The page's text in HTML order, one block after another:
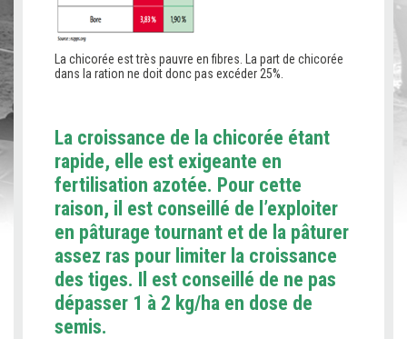
La chicorée est très pauvre en fibres. La part de chicorée
dans la ration ne doit donc pas excéder 25%.
La croissance de la chicorée étant
rapide, elle est exigeante en
fertilisation azotée. Pour cette
raison, il est conseillé de l’exploiter
en pâturage tournant et de la pâturer
assez ras pour limiter la croissance
des tiges. Il est conseillé de ne pas
dépasser 1 à 2 kg/ha en dose de
semis.